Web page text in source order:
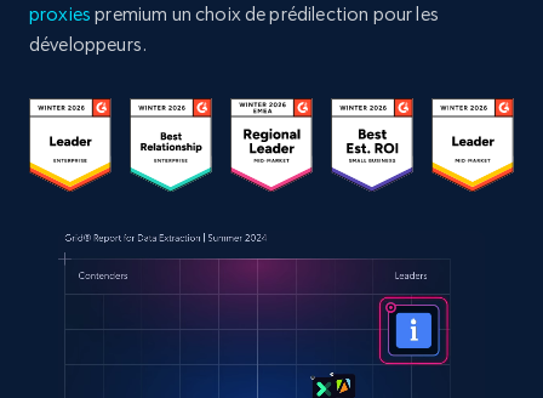
proxies premium un choix de prédilection pour les
développeurs.